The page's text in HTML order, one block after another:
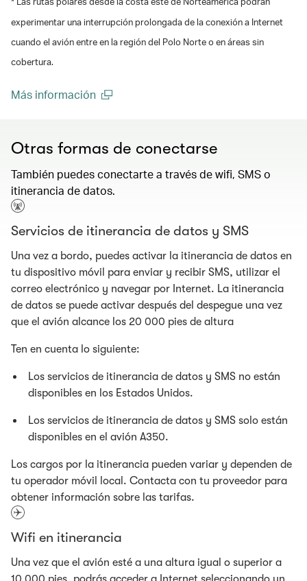
experimentar una interrupción prolongada de la conexión a Internet
cuando el avión entre en la región del Polo Norte o en áreas sin
cobertura.
Más información
Otras formas de conectarse
También puedes conectarte a través de wifi, SMS o
itinerancia de datos.
Servicios de itinerancia de datos y SMS
Una vez a bordo, puedes activar la itinerancia de datos en
tu dispositivo móvil para enviar y recibir SMS, utilizar el
correo electrónico y navegar por Internet. La itinerancia
de datos se puede activar después del despegue una vez
que el avión alcance los 20 000 pies de altura
Ten en cuenta lo siguiente:
Los servicios de itinerancia de datos y SMS no están
disponibles en los Estados Unidos.
Los servicios de itinerancia de datos y SMS solo están
disponibles en el avión A350.
Los cargos por la itinerancia pueden variar y dependen de
tu operador móvil local. Contacta con tu proveedor para
obtener información sobre las tarifas.
Wifi en itinerancia
Una vez que el avión esté a una altura igual o superior a